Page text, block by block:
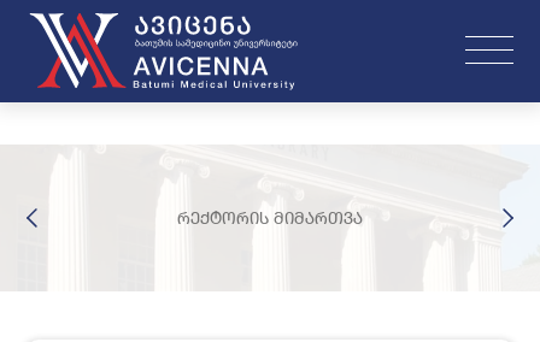
რექტორის მიმართვა